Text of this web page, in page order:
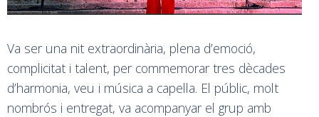
Va ser una nit extraordinària, plena d’emoció,
complicitat i talent, per commemorar tres dècades
d’harmonia, veu i música a capella. El públic, molt
nombrós i entregat, va acompanyar el grup amb